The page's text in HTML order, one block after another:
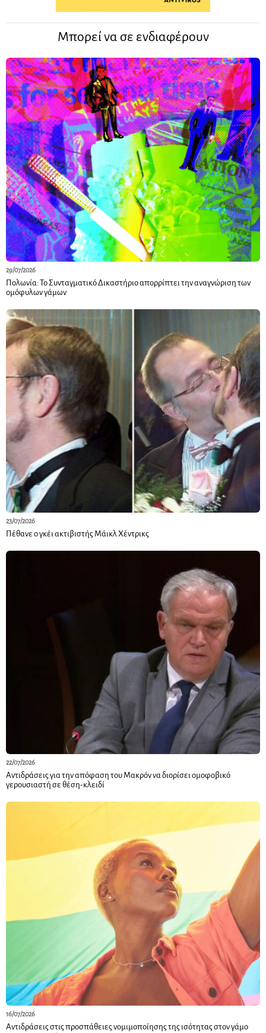
Μπορεί να σε ενδιαφέρουν
29/07/2026
Πολωνία: Το Συνταγματικό Δικαστήριο απορρίπτει την αναγνώριση των
ομόφυλων γάμων
23/07/2026
Πέθανε ο γκέι ακτιβιστής Μάικλ Χέντρικς
22/07/2026
Αντιδράσεις για την απόφαση του Μακρόν να διορίσει ομοφοβικό
γερουσιαστή σε θέση-κλειδί
16/07/2026
Αντιδράσεις στις προσπάθειες νομιμοποίησης της ισότητας στον γάμο